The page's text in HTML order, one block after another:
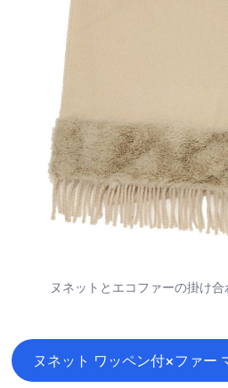
ヌネットとエコファーの掛け
ヌネット ワッペン付×ファー